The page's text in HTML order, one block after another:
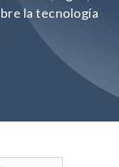
la tecnología